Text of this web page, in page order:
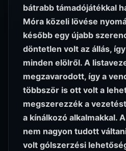
bátrabb támadójátékkal
Móra közeli lövése
később egy újabb
döntetlen volt az állás,
minden elölről. A
megzavarodott, így a
többször is ott volt a
megszerezzék a
a kínálkozó alkalmakkal.
nem nagyon tudott
volt gólszerzési